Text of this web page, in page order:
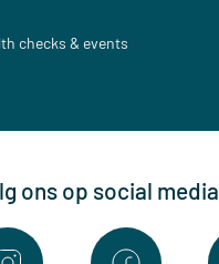
checks & events
ons op social media